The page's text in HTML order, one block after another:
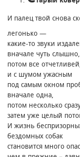
И палец твой снова
легонько —
какие-то звуки
вначале чуть слышно,
потом все
и с шумом ужасным
под самым окном
вначале одна,
потом несколько
затем уже целый
И жизнь
бездомных собак
становится много